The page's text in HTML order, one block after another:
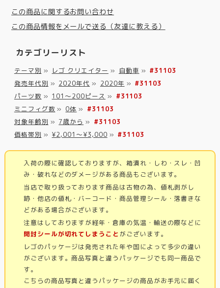
この商品に関するお問い合わせ
この商品情報をメールで送る（友達に教える）
カテゴリーリスト
テーマ別 » レゴ クリエイター » 自動車 » #31103
発売年代別 » 2020年代 » 2020年 » #31103
パーツ数 » 101～200ピース » #31103
ミニフィグ数 » 0体 » #31103
対象年齢別 » 7歳から » #31103
価格帯別 » ¥2,001～¥3,000 » #31103
入荷の際に確認しておりますが、箱潰れ・しわ・スレ・凹
み・破れなどのダメージがある商品もございます。
当店で取り扱っております商品は古物の為、値札剥がし
跡・他店の値札・バーコード・商品管理シール・落書きな
どがある場合がございます。
注意はしておりますが経年・倉庫の気温・輸送の際などに
開封シールが切れてしまうこと がございます。
レゴのパッケージは発売された年や国によって多少の違い
がございます。商品写真と違うパッケージでも同一商品で
す。
こちらの商品写真と違うパッケージの商品がお手元に届く